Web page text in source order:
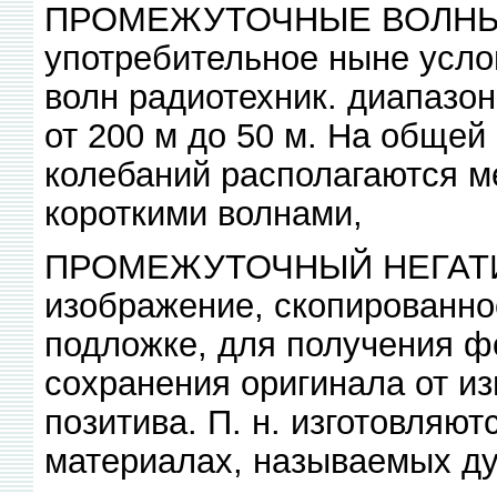
ПРОМЕЖУТОЧНЫЕ ВОЛНЫ
употребительное ныне
волн радиотехник.
от 200 м до 50 м. На общей
колебаний располагаются
короткими волнами,
ПРОМЕЖУТОЧНЫЙ
изображение,
подложке, для получения
сохранения оригинала от
позитива. П. н.
материалах, называемых